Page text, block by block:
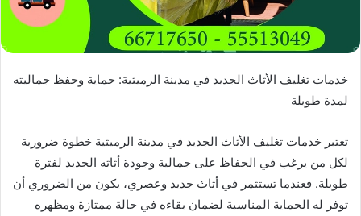
خدمات تغليف الأثاث الجديد في مدينة الرميثية: حماية وحفظ جماليته
لمدة طويلة
تعتبر خدمات تغليف الأثاث الجديد في مدينة الرميثية خطوة ضرورية
لكل من يرغب في الحفاظ على جمالية وجودة أثاثه الجديد لفترة
طويلة. فعندما تستثمر في أثاث جديد وعصري، يكون من الضروري أن
توفر له الحماية المناسبة لضمان بقاءه في حالة ممتازة ومظهره